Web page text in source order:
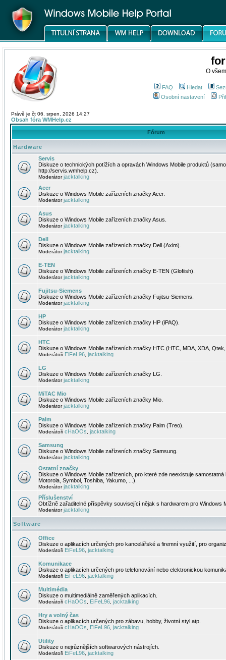
O
FAQ Hledat
Osobní nastavení
Právě je čt 06. srpen, 2026 14:27
Obsah fóra WMHelp.cz
Fórum
Hardware
Servis
Diskuze o technických potížích a opravách Windows Mobile produktů
http://servis.wmhelp.cz).
Moderátorjacktalking
Acer
Diskuze o Windows Mobile zařízeních značky Acer.
Moderátorjacktalking
Asus
Diskuze o Windows Mobile zařízeních značky Asus.
Moderátorjacktalking
Dell
Diskuze o Windows Mobile zařízeních značky Dell (Axim).
Moderátorjacktalking
E-TEN
Diskuze o Windows Mobile zařízeních značky E-TEN (Glofiish).
Moderátorjacktalking
Fujitsu-Siemens
Diskuze o Windows Mobile zařízeních značky Fujitsu-Siemens.
Moderátorjacktalking
HP
Diskuze o Windows Mobile zařízeních značky HP (iPAQ).
Moderátorjacktalking
HTC
Diskuze o Windows Mobile zařízeních značky HTC (HTC, MDA, XDA,
Moderátoři EiFeL96 jacktalking
LG
Diskuze o Windows Mobile zařízeních značky LG.
Moderátorjacktalking
MiTAC Mio
Diskuze o Windows Mobile zařízeních značky Mio.
Moderátorjacktalking
Palm
Diskuze o Windows Mobile zařízeních značky Palm (Treo).
Moderátoři cHaOOs jacktalking
Samsung
Diskuze o Windows Mobile zařízeních značky Samsung.
Moderátorjacktalking
Ostatní značky
Diskuze o Windows Mobile zařízeních, pro které zde neexistuje
Motorola, Symbol, Toshiba, Yakumo, ...).
Moderátorjacktalking
Příslušenství
Obtížně zařaditelné příspěvky související nějak s hardwarem pro Windows
Moderátorjacktalking
Software
Office
Diskuze o aplikacích určených pro kancelářské a firemní využití, pro
Moderátoři EiFeL96 jacktalking
Komunikace
Diskuze o aplikacích určených pro telefonování nebo elektronickou
Moderátoři EiFeL96 jacktalking
Multimédia
Diskuze o multimediálně zaměřených aplikacích.
Moderátoři cHaOOs EiFeL96 jacktalking
Hry a volný čas
Diskuze o aplikacích určených pro zábavu, hobby, životní styl atp.
Moderátoři cHaOOs EiFeL96 jacktalking
Utility
Diskuze o nejrůznějších softwarových nástrojích.
Moderátoři EiFeL96 jacktalking